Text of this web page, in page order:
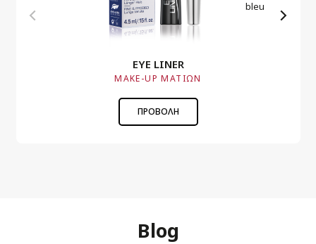
EYE LINER
MAKE-UP MΑΤΙΩΝ
ΠΡΟΒΟΛΗ
Blog